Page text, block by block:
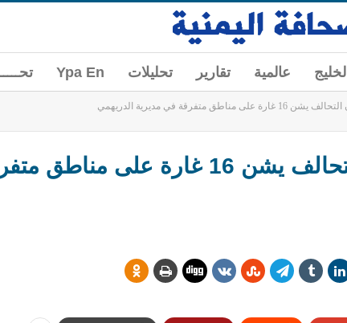
الخليج عالمية تقارير تحليلات Ypa En
متفرقة في مديرية الدريهمي
عاجل: #الحديدة: طيران التحالف يشن 16